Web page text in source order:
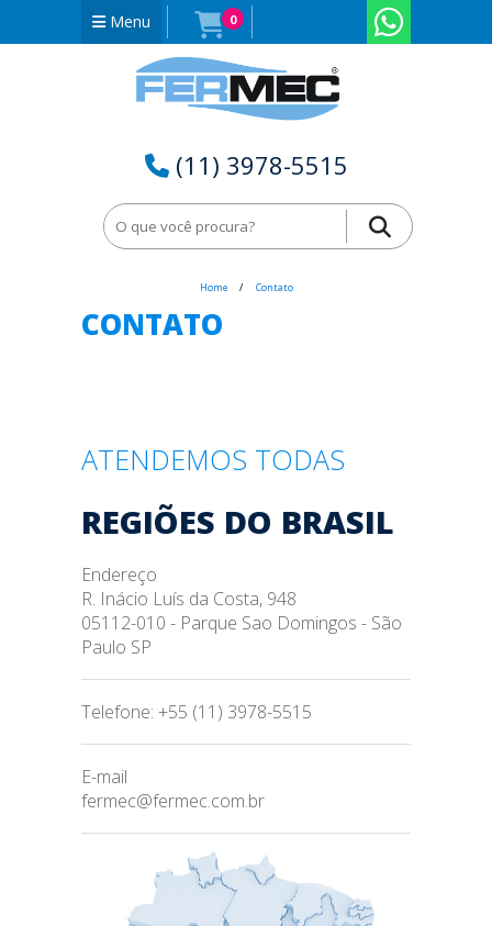
Menu 0
(11) 3978-5515
Home Contato
CONTATO
ATENDEMOS TODAS
REGIÕES DO BRASIL
Endereço
R. Inácio Luís da Costa, 948
05112-010 - Parque Sao Domingos - São
Paulo SP
Telefone: +55 (11) 3978-5515
E-mail
fermec@fermec.com.br